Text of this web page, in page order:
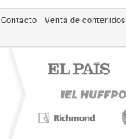
Contacto Venta de contenidos